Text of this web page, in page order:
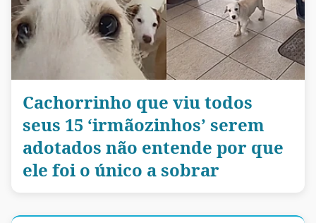
Cachorrinho que viu todos
seus 15 ‘irmãozinhos’ serem
adotados não entende por que
ele foi o único a sobrar